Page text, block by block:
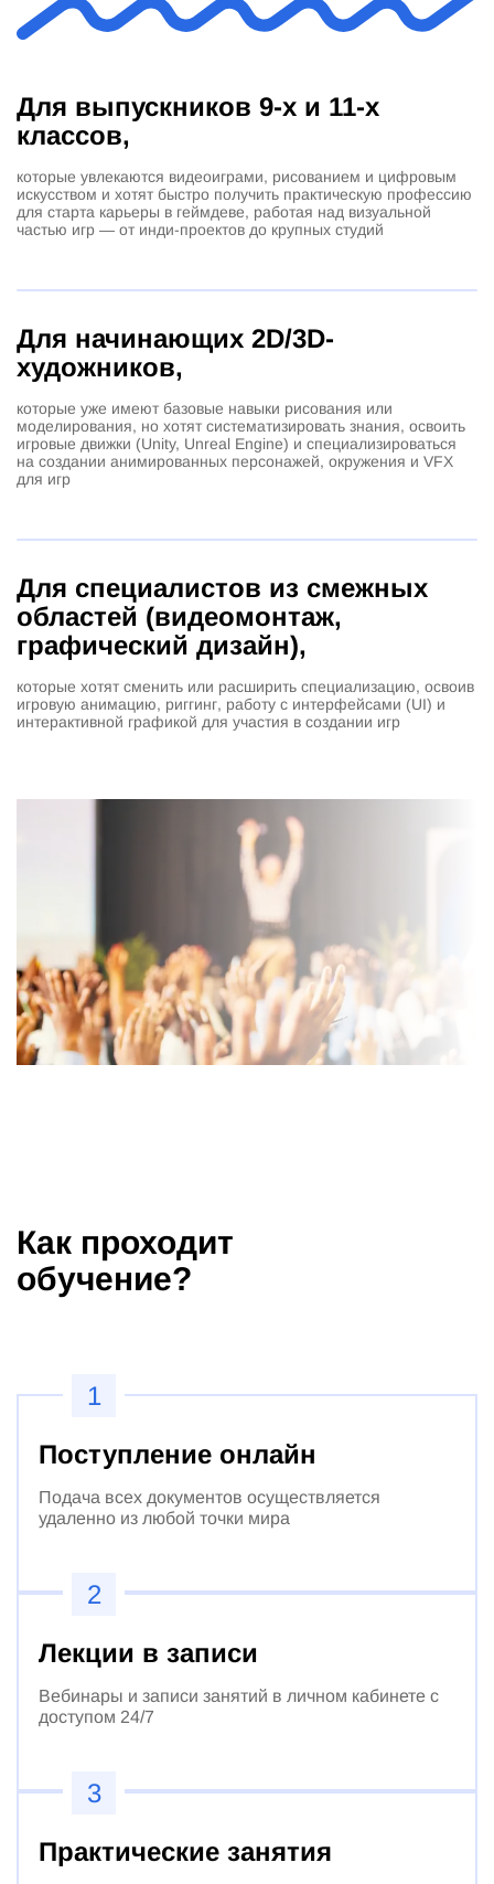
Для выпускников 9-х и 11-х
классов,
которые увлекаются видеоиграми, рисованием и цифровым
искусством и хотят быстро получить практическую профессию
для старта карьеры в геймдеве, работая над визуальной
частью игр — от инди-проектов до крупных студий
Для начинающих 2D/3D-
художников,
которые уже имеют базовые навыки рисования или
моделирования, но хотят систематизировать знания, освоить
игровые движки (Unity, Unreal Engine) и специализироваться
на создании анимированных персонажей, окружения и VFX
для игр
Для специалистов из смежных
областей (видеомонтаж,
графический дизайн),
которые хотят сменить или расширить специализацию, освоив
игровую анимацию, риггинг, работу с интерфейсами (UI) и
интерактивной графикой для участия в создании игр
Как проходит
обучение?
1
Поступление онлайн
Подача всех документов осуществляется
удаленно из любой точки мира
2
Лекции в записи
Вебинары и записи занятий в личном кабинете с
доступом 24/7
3
Практические занятия